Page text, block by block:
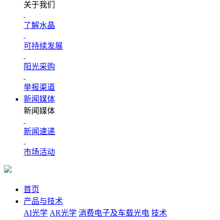
关于我们
了解水晶
可持续发展
阳光采购
举报渠道
新闻媒体
新闻媒体
新闻速递
市场活动
首页
产品与技术
AI光学 AR光学 消费电子及车载光电 技术